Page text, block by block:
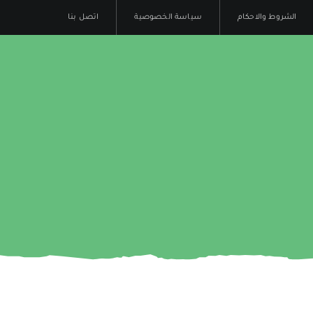
الشروط والاحكام سياسة الخصوصية اتصل بنا